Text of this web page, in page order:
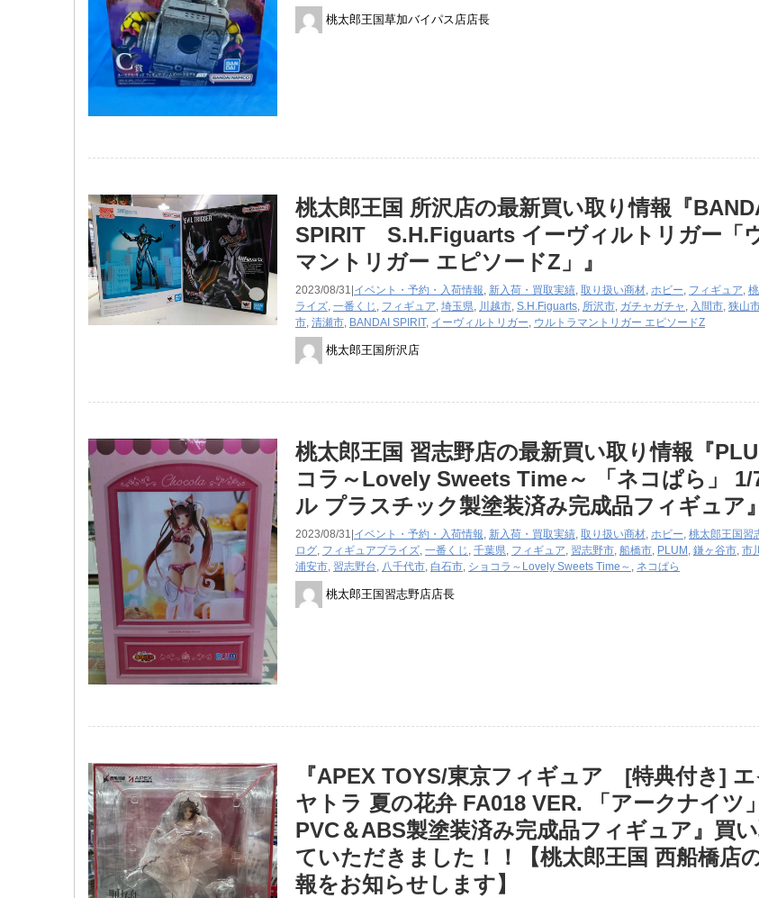
桃太郎王国草加バイパス店店長
桃太郎王国 所沢店の最新買い取り情報『
SPIRIT S.H.Figuarts ​イーヴィルトリガー「
マントリガー エピソードZ」』
2023/08/31| イベント・予約・入荷情報, 新入荷・買取実績, 取り扱い商材, ホビー, フィギュア,
ライズ, 一番くじ , フィギュア, 埼玉県, 川越市, S.H.Figuarts, 所沢市, ガチャガチャ , 入間市, 狭山
市, 清瀬市, BANDAI ​SPIRIT, イーヴィルトリガー, ウルトラマントリガー エピソードZ
桃太郎王国所沢店
桃太郎王国 習志野店の最新買い取り情報『
コラ～Lovely ​Sweets ​Time～ ​「ネコぱら」 ​1/
ル ​プラスチック製塗装済み完成品フィギュア』
2023/08/31| イベント・予約・入荷情報, 新入荷・買取実績, 取り扱い商材, ホビー, 桃太郎王国習
ログ, フィギュアプライズ, 一番くじ , 千葉県, フィギュア, 習志野市, 船橋市, PLUM , 鎌ヶ谷市, 市
浦安市, 習志野台, 八千代市, 白石市, ショコラ～Lovely ​Sweets ​Time～ , ネコぱら
桃太郎王国習志野店店長
『APEX ​TOYS/東京フィギュア [特典付き]
ヤトラ ​夏の花弁 ​FA018 ​VER. ​「アークナイツ
PVC＆ABS製塗装済み完成品フィギュア』買
ていただきました！！【桃太郎王国 西船橋店
報をお知らせします】